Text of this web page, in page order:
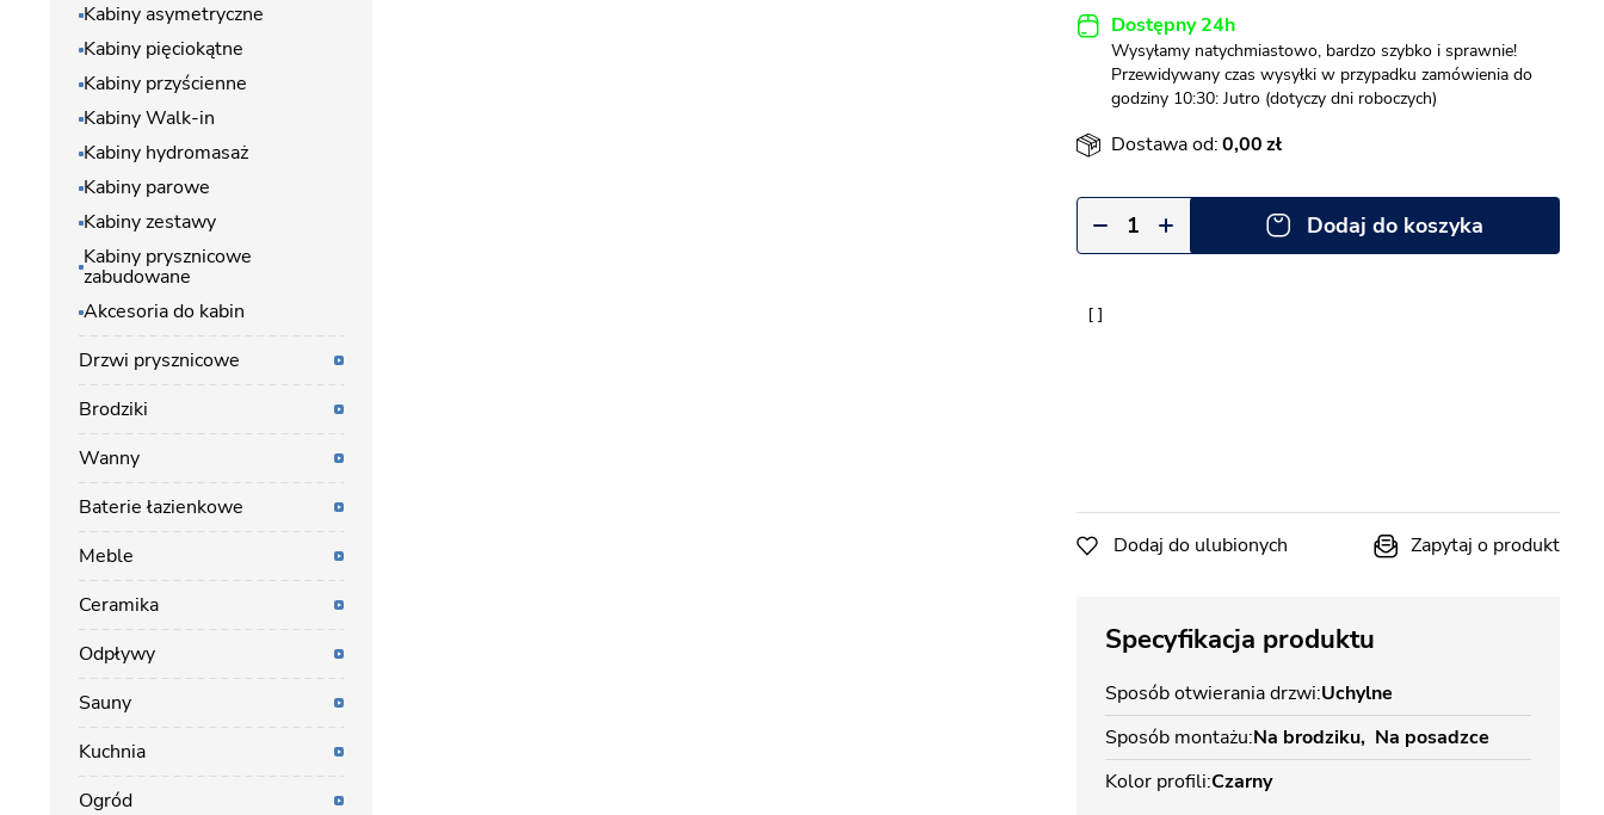
Dostępny 24h
Wysyłamy natychmiastowo, bardzo szybko i sprawnie!
Przewidywany czas wysyłki w przypadku zamówienia do
godziny 10:30: Jutro (dotyczy dni roboczych)
Dostawa od:0,00
Dodaj do koszyka
Dodaj do ulubionych Zapytaj o produkt
Specyfikacja produktu
Sposób otwierania drzwi Uchylne
Sposób montażu Na brodziku Na posadzce
Kolor profili Czarny
Kabiny asymetryczne
Kabiny pięciokątne
Kabiny przyścienne
Kabiny Walk-in
Kabiny hydromasaż
Kabiny parowe
Kabiny zestawy
Kabiny prysznicowe
zabudowane
Akcesoria do kabin
Drzwi prysznicowe
Brodziki
Wanny
Baterie łazienkowe
Meble
Ceramika
Odpływy
Sauny
Kuchnia
Ogród